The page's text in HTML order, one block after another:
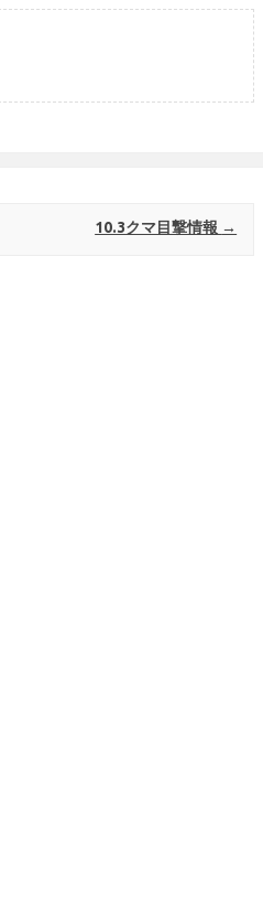
10.3クマ目撃情報 →